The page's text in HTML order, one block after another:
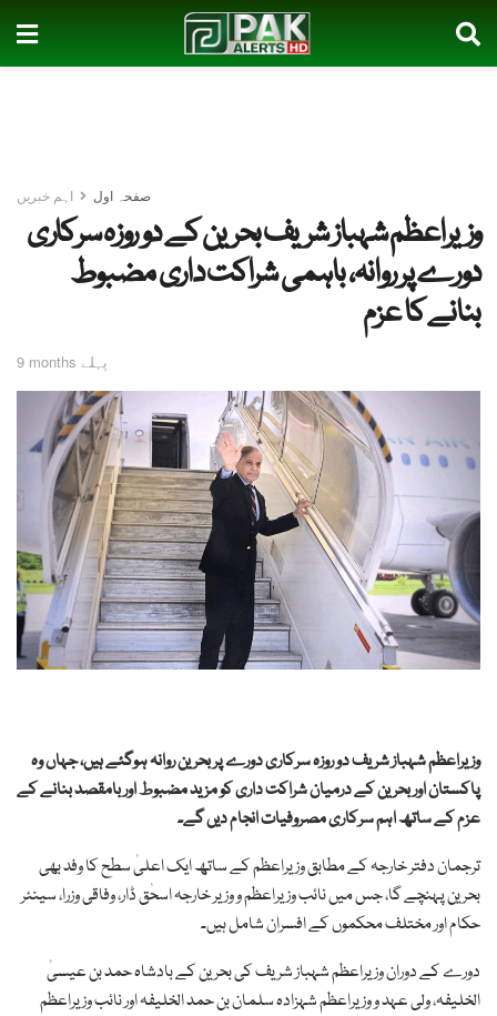
صفحہ اول اہم خبریں
وزیراعظم شہباز شریف بحرین کے دو روزہ سرکاری
دورے پر روانہ، باہمی شراکت داری مضبوط
بنانے کا عزم
9 months پہلے
وزیراعظم شہباز شریف دو روزہ سرکاری دورے پر بحرین روانہ ہوگئے ہیں، جہاں وہ
پاکستان اور بحرین کے درمیان شراکت داری کو مزید مضبوط اور بامقصد بنانے کے
عزم کے ساتھ اہم سرکاری مصروفیات انجام دیں گے۔
ترجمان دفتر خارجہ کے مطابق وزیراعظم کے ساتھ ایک اعلیٰ سطح کا وفد بھی
بحرین پہنچے گا، جس میں نائب وزیراعظم و وزیر خارجہ اسحٰق ڈار، وفاقی وزرا، سینئر
حکام اور مختلف محکموں کے افسران شامل ہیں۔
دورے کے دوران وزیراعظم شہباز شریف کی بحرین کے بادشاہ حمد بن عیسیٰ
الخلیفہ، ولی عہد و وزیراعظم شہزادہ سلمان بن حمد الخلیفہ اور نائب وزیراعظم